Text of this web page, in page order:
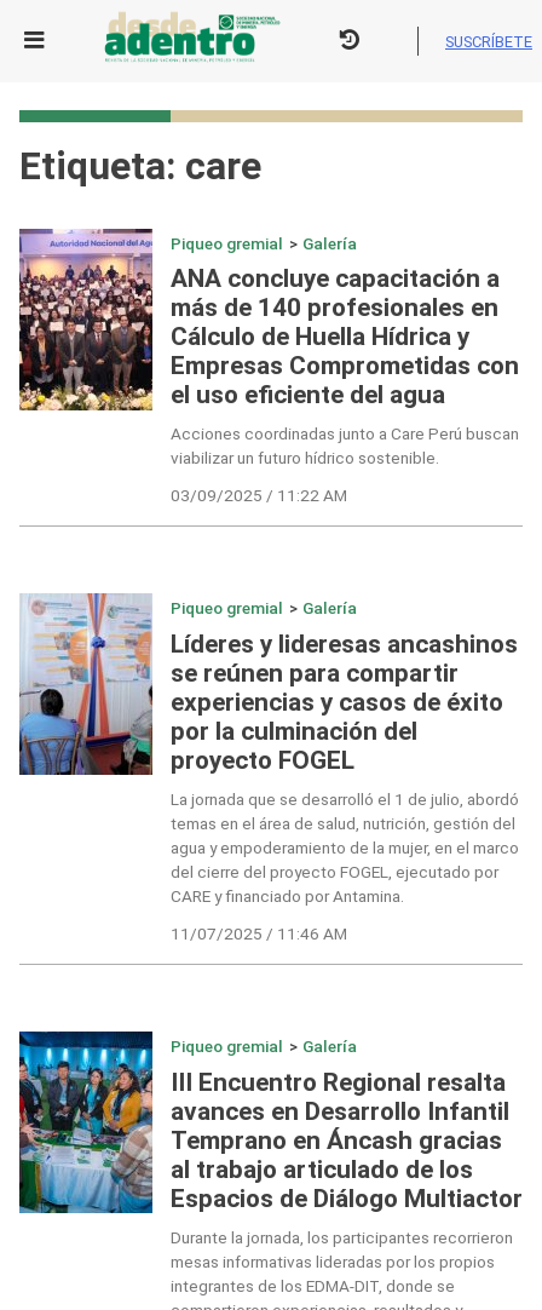
SUSCRÍBETE
Etiqueta: care
Piqueo gremial > Galería
ANA concluye capacitación a
más de 140 profesionales en
Cálculo de Huella Hídrica y
Empresas Comprometidas con
el uso eficiente del agua
Acciones coordinadas junto a Care Perú buscan
viabilizar un futuro hídrico sostenible.
03/09/2025 / 11:22 AM
Piqueo gremial > Galería
Líderes y lideresas ancashinos
se reúnen para compartir
experiencias y casos de éxito
por la culminación del
proyecto FOGEL
La jornada que se desarrolló el 1 de julio, abordó
temas en el área de salud, nutrición, gestión del
agua y empoderamiento de la mujer, en el marco
del cierre del proyecto FOGEL, ejecutado por
CARE y financiado por Antamina.
11/07/2025 / 11:46 AM
Piqueo gremial > Galería
III Encuentro Regional resalta
avances en Desarrollo Infantil
Temprano en Áncash gracias
al trabajo articulado de los
Espacios de Diálogo Multiactor
Durante la jornada, los participantes recorrieron
mesas informativas lideradas por los propios
integrantes de los EDMA-DIT, donde se